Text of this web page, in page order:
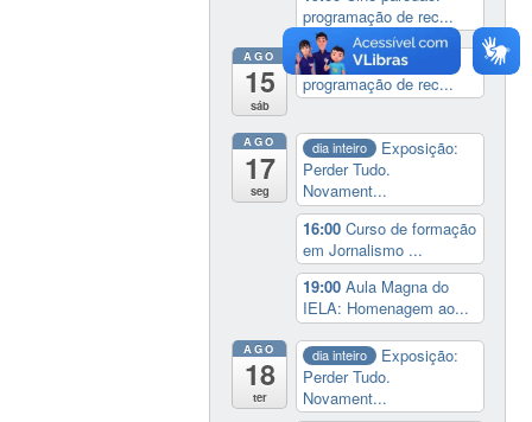
programação de rec...
AGO
15
sáb
19:00 Cine paredão:
programação de rec...
AGO
17
seg
dia inteiro
Exposição:
Perder Tudo.
Novament...
16:00Curso de formação
em Jornalismo ...
19:00Aula Magna do
IELA: Homenagem ao...
AGO
18
ter
dia inteiro
Exposição:
Perder Tudo.
Novament...